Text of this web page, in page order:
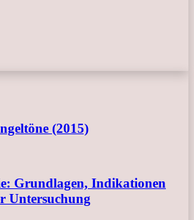
(2015)
Grundlagen, Indikationen
Untersuchung